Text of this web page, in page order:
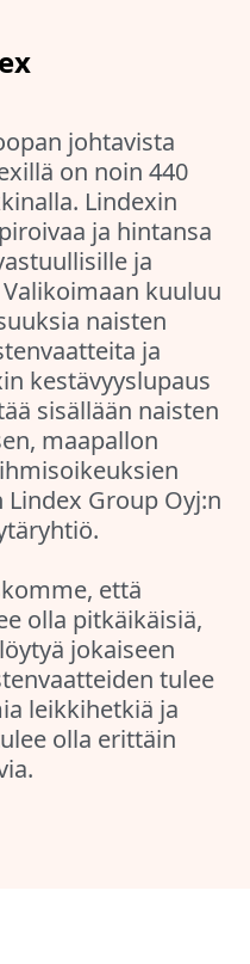
johtavista
on noin 440
Lindexin
ja hintansa
ja
kuuluu
naisten
ja
kestävyyslupaus
sisällään naisten
maapallon
Group Oyj:n
että
olla pitkäikäisiä,
jokaiseen
tulee
leikkihetkiä ja
olla erittäin